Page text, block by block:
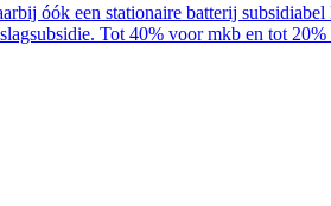
óók een stationaire batterij
Tot 40% voor mkb en tot